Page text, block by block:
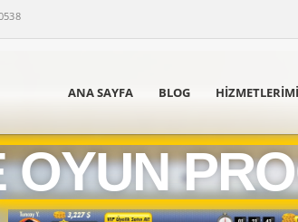
ANA SAYFA BLOG
OYUN